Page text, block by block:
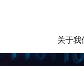
关于我
集团介绍
全球布局
发展历程
资源资质
联系我们